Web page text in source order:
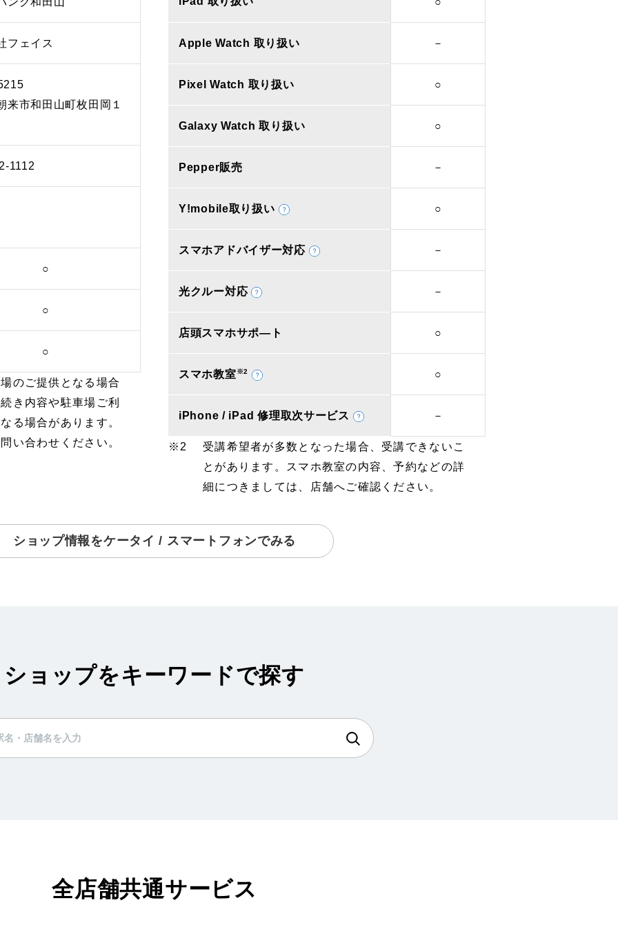
フェイス
来市和田山町枚田岡１
1112
○
○
○
のご提供となる場合
き内容や駐車場ご利
る場合があります。
い合わせください。
Apple Watch 取り扱い －
Pixel Watch 取り扱い ○
Galaxy Watch 取り扱い ○
Pepper販売 －
Y!mobile取り扱い ○
スマホアドバイザー対応 －
光クルー対応 －
店頭スマホサポ―ト ○
スマホ教室※2 ○
iPhone / iPad 修理取次サービス －
受講希望者が多数となった場合、受講できないこ
とがあります。スマホ教室の内容、予約などの詳
細につきましては、店舗へご確認ください。
ショップ情報をケータイ / スマートフォンでみる
ショップをキーワードで探す
全店舗共通サービス